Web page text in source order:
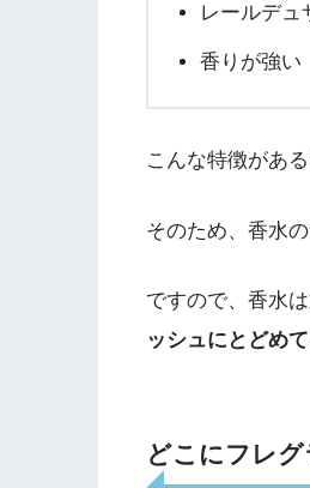
レールデュ
香りが強い
こんな特徴がある
そのため、香水
ですので、香水
ッシュにとどめ
どこにフレ